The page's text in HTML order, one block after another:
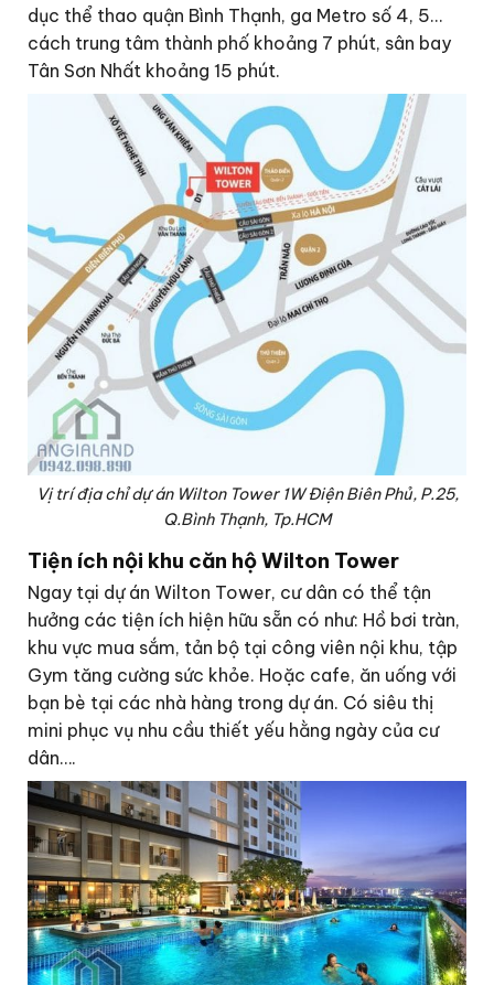
dục thể thao quận Bình Thạnh, ga Metro số 4, 5…
cách trung tâm thành phố khoảng 7 phút, sân bay
Tân Sơn Nhất khoảng 15 phút.
Vị trí địa chỉ dự án Wilton Tower 1W Điện Biên Phủ, P.25,
Q.Bình Thạnh, Tp.HCM
Tiện ích nội khu căn hộ Wilton Tower
Ngay tại dự án Wilton Tower, cư dân có thể tận
hưởng các tiện ích hiện hữu sẵn có như: Hồ bơi tràn,
khu vực mua sắm, tản bộ tại công viên nội khu, tập
Gym tăng cường sức khỏe. Hoặc cafe, ăn uống với
bạn bè tại các nhà hàng trong dự án. Có siêu thị
mini phục vụ nhu cầu thiết yếu hằng ngày của cư
dân….